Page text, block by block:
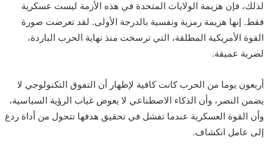
لذلك، فإن هزيمة الولايات المتحدة في هذه الأزمة ليست عسكرية
فقط. إنها هزيمة رمزية ونفسية بالدرجة الأولى. لقد تعرضت صورة
القوة الأمريكية المطلقة، التي ترسخت منذ نهاية الحرب الباردة،
لضربة عميقة.
أربعون يوما من الحرب كانت كافية لإظهار أن التفوق التكنولوجي لا
يضمن النصر، وأن الذكاء الاصطناعي لا يعوض غياب الرؤية السياسية،
وأن القوة العسكرية عندما تفشل في تحقيق هدفها تتحول من أداة ردع
إلى عامل انكشاف.